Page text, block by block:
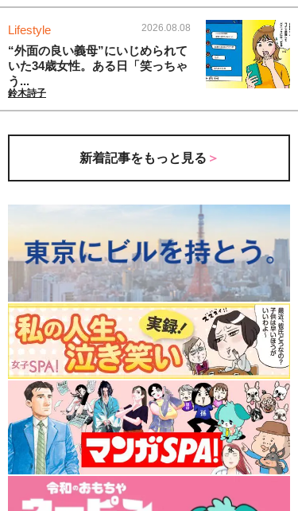
Lifestyle 2026.08.08
“外面の良い義母”にいじめられて
いた34歳女性。ある日「笑っちゃ
う...
鈴木詩子
新着記事をもっと見る